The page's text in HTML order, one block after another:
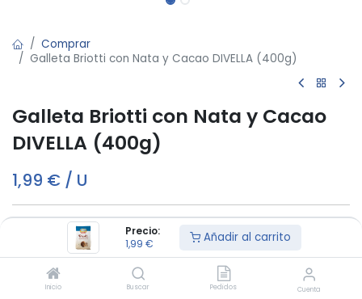
Precio:
1,99 € Añadir al carrito
Inicio Buscar Pedidos Cuenta
Comprar
Galleta Briotti con Nata y Cacao DIVELLA (400g)
Galleta Briotti con Nata y Cacao
DIVELLA (400g)
1,99 € / U
Fuera de stock
Reciba una notificación cuando vuelva a estar disponible
Términos y condiciones: